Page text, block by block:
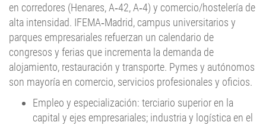
en corredores (Henares, A‑42, A‑4) y comercio/hostelería de
alta intensidad. IFEMA‑Madrid, campus universitarios y
parques empresariales refuerzan un calendario de
congresos y ferias que incrementa la demanda de
alojamiento, restauración y transporte. Pymes y autónomos
son mayoría en comercio, servicios profesionales y oficios.
Empleo y especialización: terciario superior en la
capital y ejes empresariales; industria y logística en el